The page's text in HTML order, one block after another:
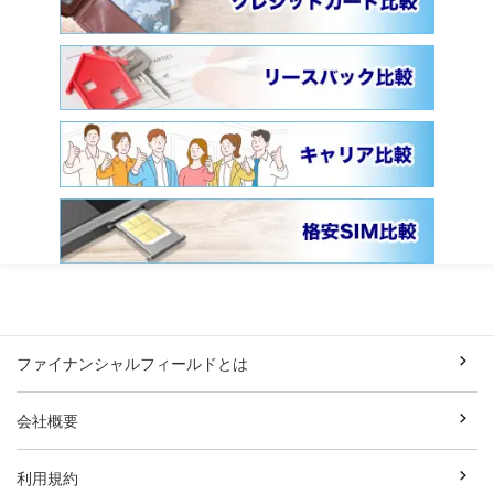
ファイナンシャルフィールドとは
会社概要
利用規約